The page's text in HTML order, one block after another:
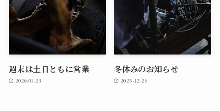
週末は土日ともに営業
2026-01-23
冬休みのお知らせ
2025-12-26